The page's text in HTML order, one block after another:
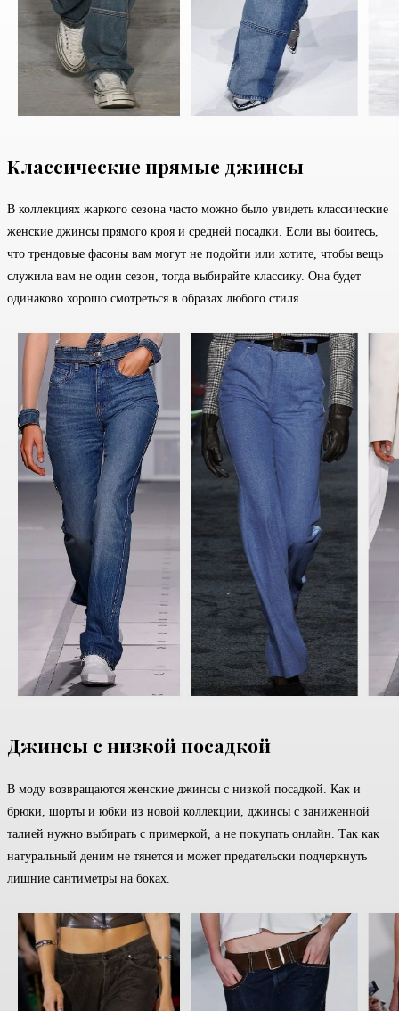
Классические прямые джинсы
В коллекциях жаркого сезона часто можно было увидеть классические
женские джинсы прямого кроя и средней посадки. Если вы боитесь,
что трендовые фасоны вам могут не подойти или хотите, чтобы вещь
служила вам не один сезон, тогда выбирайте классику. Она будет
одинаково хорошо смотреться в образах любого стиля.
Джинсы с низкой посадкой
В моду возвращаются женские джинсы с низкой посадкой. Как и
брюки, шорты и юбки из новой коллекции, джинсы с заниженной
талией нужно выбирать с примеркой, а не покупать онлайн. Так как
натуральный деним не тянется и может предательски подчеркнуть
лишние сантиметры на боках.